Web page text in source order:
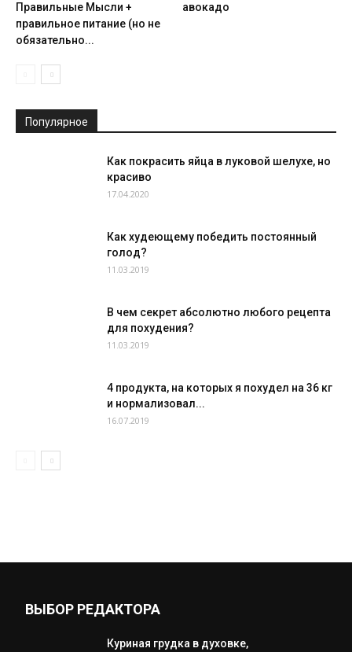
Правильные Мысли +
правильное питание (но не
обязательно...
авокадо
Популярное
Как покрасить яйца в луковой шелухе, но
красиво
17.04.2020
Как худеющему победить постоянный
голод?
11.03.2019
В чем секрет абсолютно любого рецепта
для похудения?
11.03.2019
4 продукта, на которых я похудел на 36 кг
и нормализовал...
16.07.2019
ВЫБОР РЕДАКТОРА
Куриная грудка в духовке,